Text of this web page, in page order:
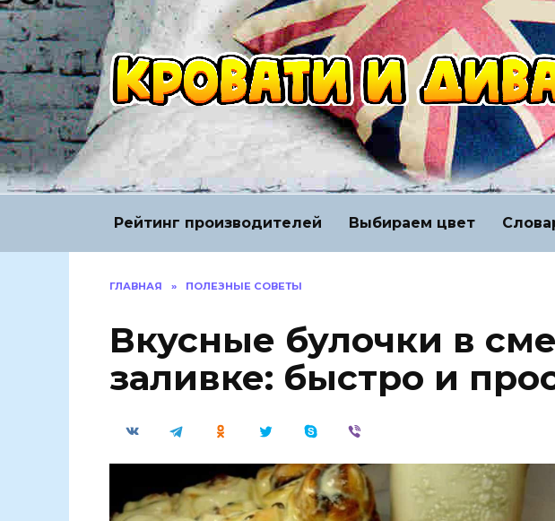
Перейти
к
содержанию
Рейтинг производителей Выбираем цвет
ГЛАВНАЯ » ПОЛЕЗНЫЕ СОВЕТЫ
Вкусные булочки в
заливке: быстро и